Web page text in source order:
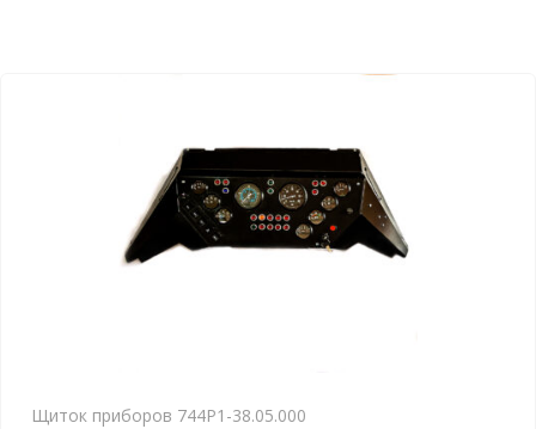
Щиток приборов 744Р1-38.05.000